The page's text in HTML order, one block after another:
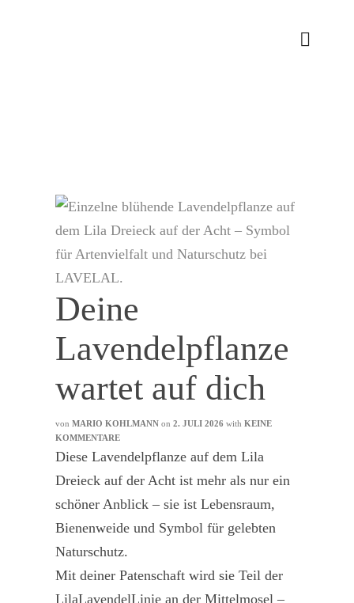
Deine
Lavendelpflanze
wartet auf dich
von MARIO KOHLMANN on 2. JULI 2026 with KEINE
KOMMENTARE
Diese Lavendelpflanze auf dem Lila
Dreieck auf der Acht ist mehr als nur ein
schöner Anblick – sie ist Lebensraum,
Bienenweide und Symbol für gelebten
Naturschutz.
Mit deiner Patenschaft wird sie Teil der
LilaLavendelLinie an der Mittelmosel –